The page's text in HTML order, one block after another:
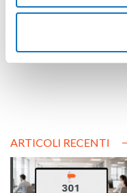
ARTICOLI RECENTI